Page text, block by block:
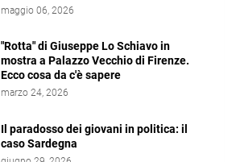
maggio 06, 2026
"Rotta" di Giuseppe Lo Schiavo in
mostra a Palazzo Vecchio di Firenze.
Ecco cosa da c'è sapere
marzo 24, 2026
Il paradosso dei giovani in politica: il
caso Sardegna